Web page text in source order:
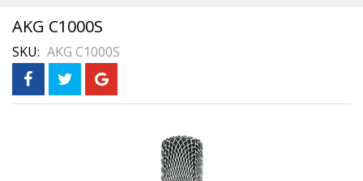
Content
AKG C1000S
SKU AKG C1000S